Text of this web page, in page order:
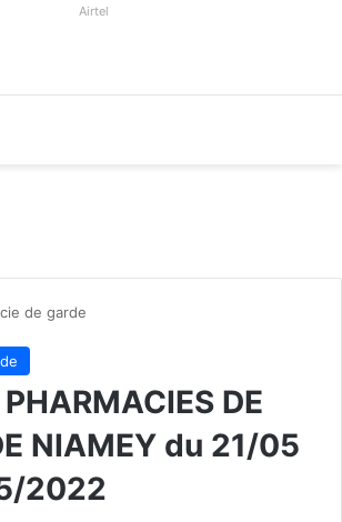
Airtel
de garde
DE
NIAMEY du 21/05
2022